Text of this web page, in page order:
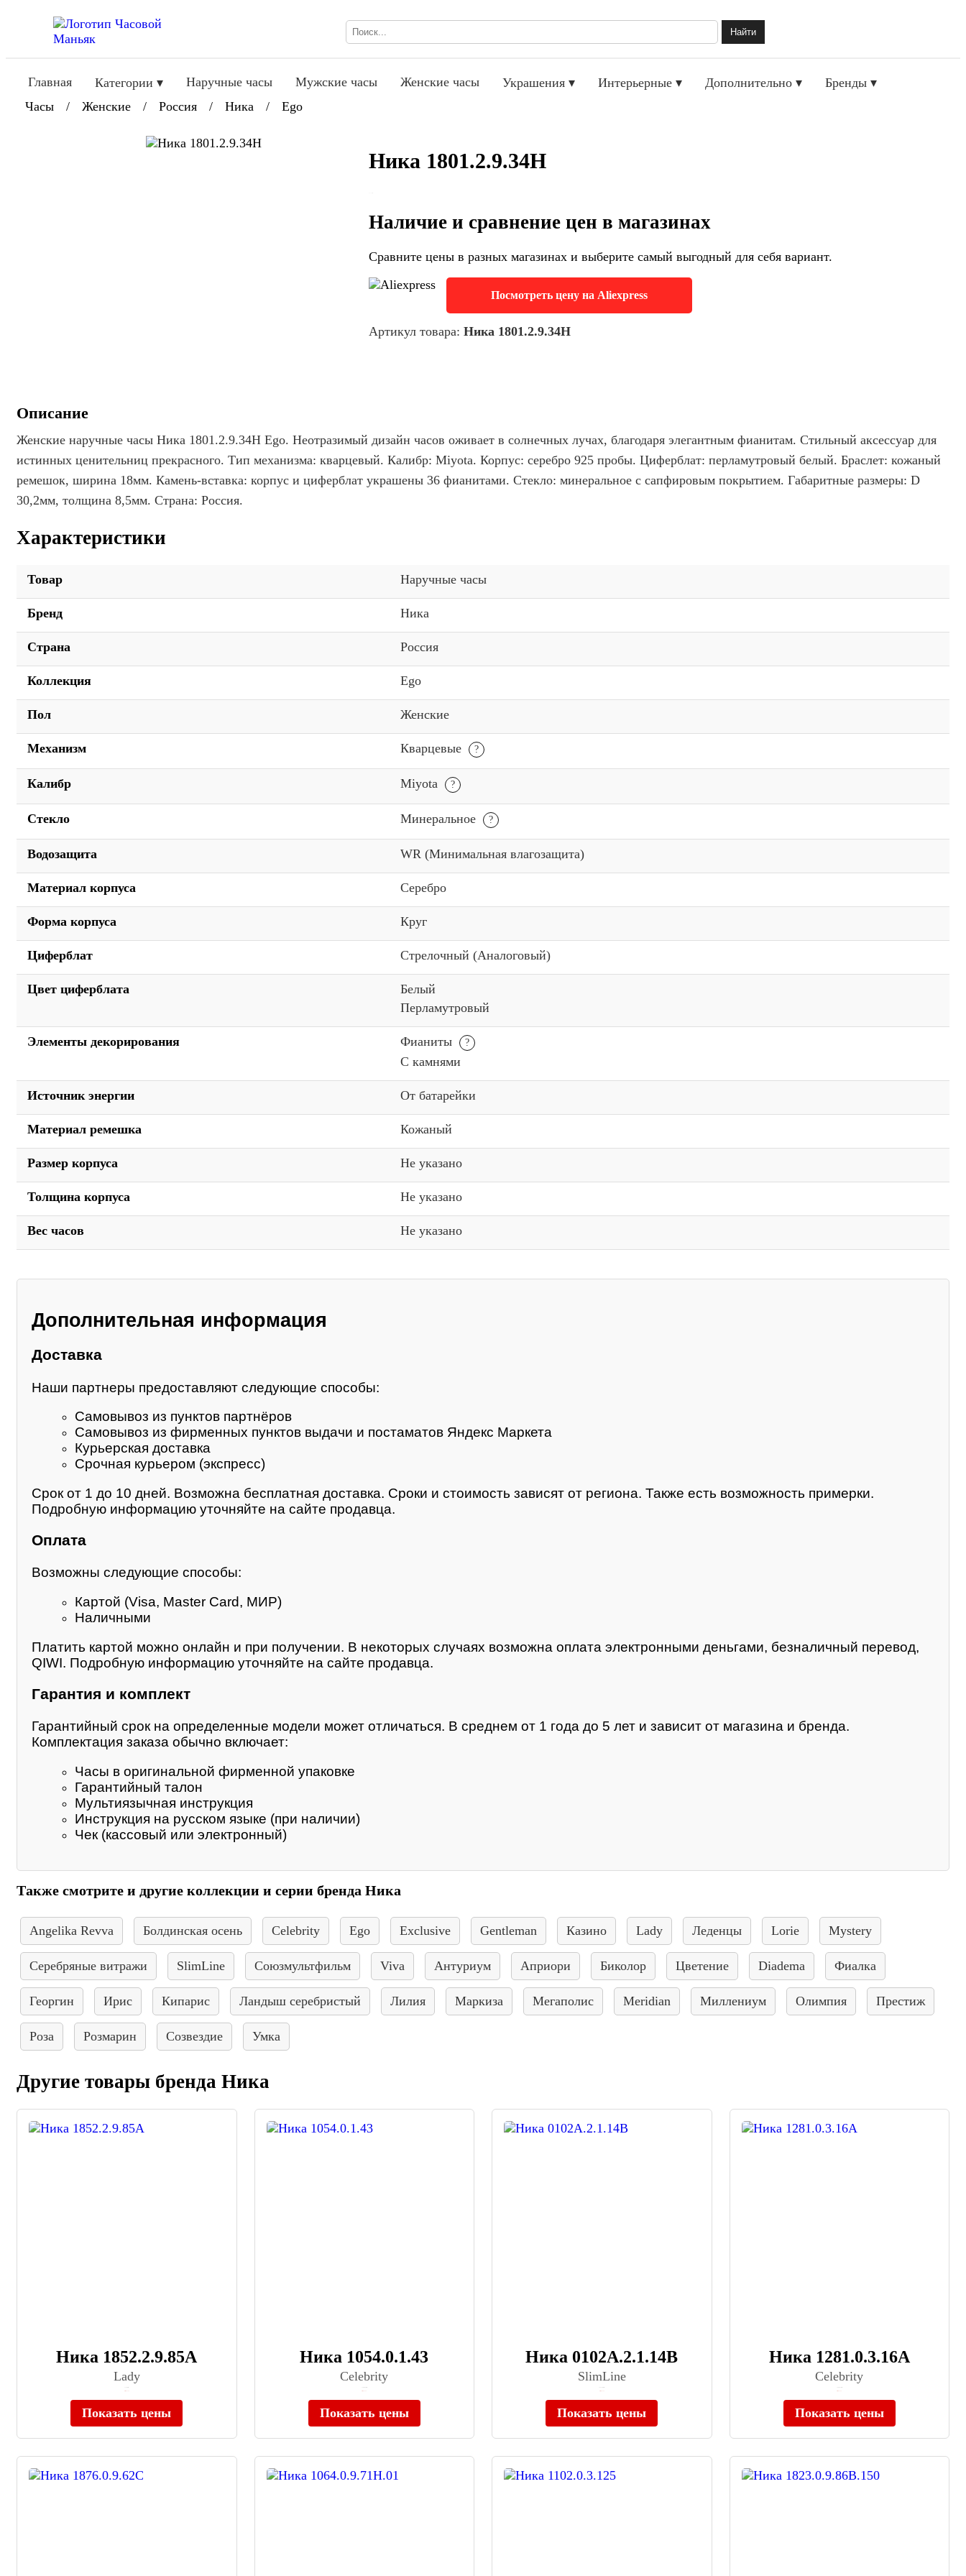
Найти
Главная Категории ▾ Наручные часы Мужские часы Женские часы Украшения ▾ Интерьерные ▾ Дополнительно ▾
Бренды ▾
Часы
/ Женские / Россия / Ника / Ego
Ника 1801.2.9.34H
Наличие и сравнение цен в магазинах
Сравните цены в разных магазинах и выберите самый выгодный для себя вариант.
Посмотреть цену на Aliexpress
Артикул товара: Ника 1801.2.9.34H
Описание
Женские наручные часы Ника 1801.2.9.34H Ego. Неотразимый дизайн часов оживает в солнечных лучах, благодаря элегантным фианитам. Стильный аксессуар для
истинных ценительниц прекрасного. Тип механизма: кварцевый. Калибр: Miyota. Корпус: серебро 925 пробы. Циферблат: перламутровый белый. Браслет: кожаный
ремешок, ширина 18мм. Камень-вставка: корпус и циферблат украшены 36 фианитами. Стекло: минеральное с сапфировым покрытием. Габаритные размеры: D
30,2мм, толщина 8,5мм. Страна: Россия.
Характеристики
Товар Наручные часы
Бренд Ника
Страна Россия
Коллекция Ego
Пол Женские
Механизм Кварцевые
Калибр Miyota
Стекло Минеральное
Водозащита WR (Минимальная влагозащита)
Материал корпуса Серебро
Форма корпуса Круг
Циферблат Стрелочный (Аналоговый)
Цвет циферблата
Белый
Перламутровый
Элементы декорирования
Фианиты
С камнями
Источник энергии От батарейки
Материал ремешка Кожаный
Размер корпуса Не указано
Толщина корпуса Не указано
Вес часов Не указано
Дополнительная информация
Доставка
Наши партнеры предоставляют следующие способы:
Самовывоз из пунктов партнёров
Самовывоз из фирменных пунктов выдачи и постаматов Яндекс Маркета
Курьерская доставка
Срочная курьером (экспресс)
Срок от 1 до 10 дней. Возможна бесплатная доставка. Сроки и стоимость зависят от региона. Также есть возможность примерки.
Подробную информацию уточняйте на сайте продавца.
Оплата
Возможны следующие способы:
Картой (Visa, Master Card, МИР)
Наличными
Платить картой можно онлайн и при получении. В некоторых случаях возможна оплата электронными деньгами, безналичный перевод,
QIWI. Подробную информацию уточняйте на сайте продавца.
Гарантия и комплект
Гарантийный срок на определенные модели может отличаться. В среднем от 1 года до 5 лет и зависит от магазина и бренда.
Комплектация заказа обычно включает:
Часы в оригинальной фирменной упаковке
Гарантийный талон
Мультиязычная инструкция
Инструкция на русском языке (при наличии)
Чек (кассовый или электронный)
Также смотрите и другие коллекции и серии бренда Ника
Angelika Revva Болдинская осень Celebrity Ego Exclusive Gentleman Казино Lady Леденцы Lorie Mystery
Серебряные витражи SlimLine Союзмультфильм Viva Антуриум Априори Биколор Цветение Diadema Фиалка
Георгин Ирис Кипарис Ландыш серебристый Лилия Маркиза Мегаполис Meridian Миллениум Олимпия Престиж
Роза Розмарин Созвездие Умка
Другие товары бренда Ника
Ника 1852.2.9.85A
Lady
Показать цены
Ника 1054.0.1.43
Celebrity
Показать цены
Ника 0102A.2.1.14B
SlimLine
Показать цены
Ника 1281.0.3.16A
Celebrity
Показать цены